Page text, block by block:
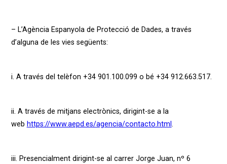
– L’Agència Espanyola de Protecció de Dades, a través
d’alguna de les vies següents:
i. A través del telèfon +34 901.100.099 o bé +34 912.663.517.
ii. A través de mitjans electrònics, dirigint-se a la
web https://www.aepd.es/agencia/contacto.html .
iii. Presencialment dirigint-se al carrer Jorge Juan, nº 6